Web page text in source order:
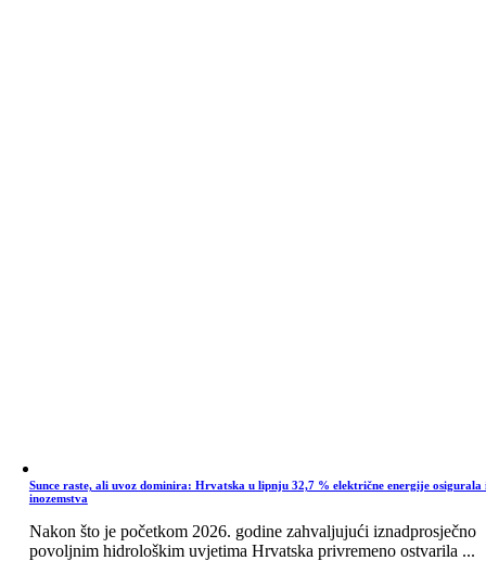
Sunce raste, ali uvoz dominira: Hrvatska u lipnju 32,7 % električne energije osigurala
inozemstva
Nakon što je početkom 2026. godine zahvaljujući iznadprosječno
povoljnim hidrološkim uvjetima Hrvatska privremeno ostvarila ...